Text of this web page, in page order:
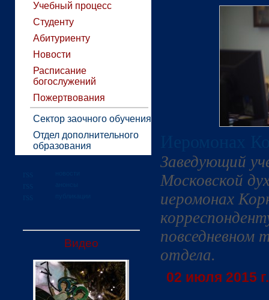
Учебный процесс
Студенту
Абитуриенту
Новости
Расписание
богослужений
Пожертвования
Сектор заочного обучения
Отдел дополнительного
образования
Видео
Заведующий
Московской
иеромонах
повседневном
отдела.
02 июля 2015 г.